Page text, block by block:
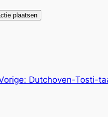
Dutchoven-Tosti-